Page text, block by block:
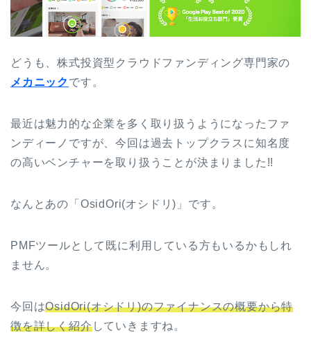
どうも、株式投資型クラウドファンディング専門家の
メカニック です。
最近は魅力的な企業を多く取り扱うようになったファ
ンディーノですが、今回は過去トップクラスに知名度
の高いベンチャーを取り扱うことが決まりました!!
なんとあの「OsidOri(オシドリ)」です。
PMFツールとして既に利用している方もいるかもしれ
ません。
今回はOsidOri(オシドリ)のファイナンスの概要から特
徴を詳しく紹介していきますね。